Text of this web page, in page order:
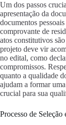
Um dos passos
apresentação da
documentos
comprovante de
atos constitutivos
projeto deve vir
no edital, como
compromissos.
quanto a qualidade
ajudam a formar
crucial para sua
Processo de